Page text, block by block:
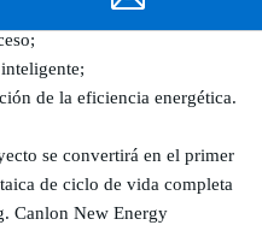
de la eficiencia energética.
se convertirá en el primer
de ciclo de vida completa
Canlon New Energy